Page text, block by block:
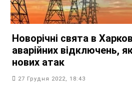
Новорічні свята в
аварійних відключень,
нових атак
27 Грудня 2022, 18:43